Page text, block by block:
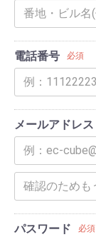
電話番号 必須
メールアドレス
パスワード 必須